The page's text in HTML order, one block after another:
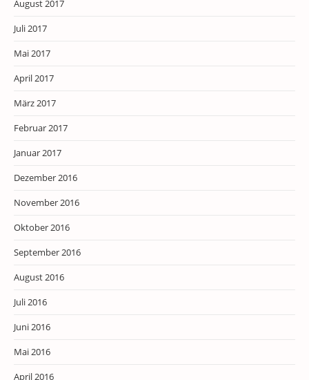
August 2017
Juli 2017
Mai 2017
April 2017
März 2017
Februar 2017
Januar 2017
Dezember 2016
November 2016
Oktober 2016
September 2016
August 2016
Juli 2016
Juni 2016
Mai 2016
April 2016